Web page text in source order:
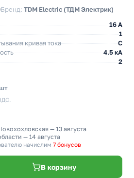
Бренд: TDM Electric (ТДМ Электрик)
16 A
1
кривая тока
C
4.5 кА
2
— 13 августа
— 14 августа
начислим 7 бонусов
В корзину